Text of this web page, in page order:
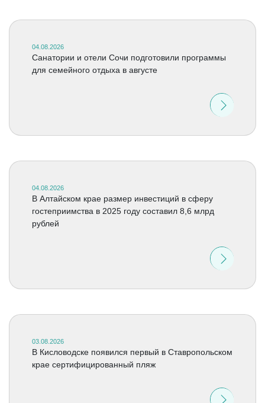
04.08.2026
Санатории и отели Сочи подготовили программы
для семейного отдыха в августе
04.08.2026
В Алтайском крае размер инвестиций в сферу
гостеприимства в 2025 году составил 8,6 млрд
рублей
03.08.2026
В Кисловодске появился первый в Ставропольском
крае сертифицированный пляж